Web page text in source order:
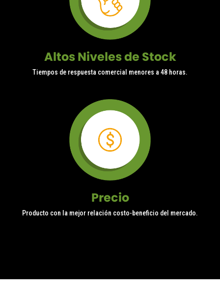
Altos Niveles de Stock
Tiempos de respuesta comercial menores a 48 horas.
Precio
Producto con la mejor relación costo-beneficio del mercado.